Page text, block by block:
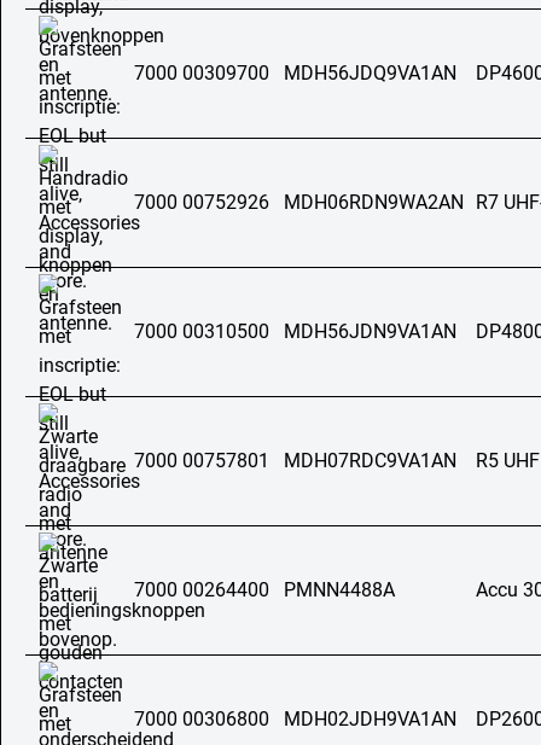
7000 00309700 MDH56JDQ9VA1AN
7000 00752926 MDH06RDN9WA2AN R7
7000 00310500 MDH56JDN9VA1AN
7000 00757801 MDH07RDC9VA1AN R5
7000 00264400 PMNN4488A Accu
7000 00306800 MDH02JDH9VA1AN